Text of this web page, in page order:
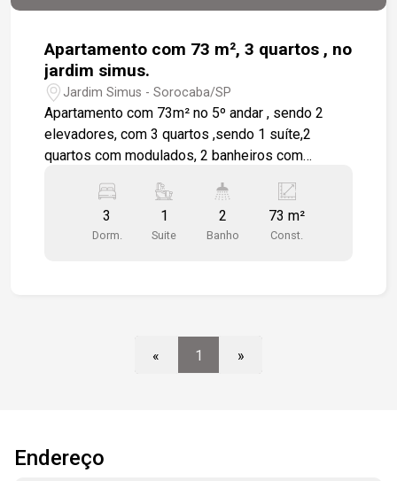
Apartamento com 73 m², 3 quartos , no
jardim simus.
Jardim Simus - Sorocaba/SP
Apartamento com 73m² no 5º andar , sendo 2
elevadores, com 3 quartos ,sendo 1 suíte,2
quartos com modulados, 2 banheiros com
equipada ,com armários ,área de serviço , 1 vaga
de garagem coberta ,área de lazer ,portaria 24 h,
próximos a escola e mercados.
3
Dorm.
1
Suite
2
Banho
73 m²
Const.
« 1 »
Endereço